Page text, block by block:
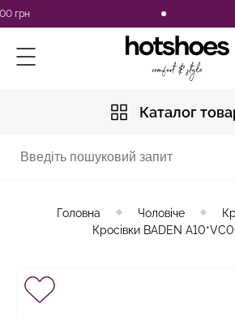
Каталог
Головна Чоловіче
Кросівки BADEN